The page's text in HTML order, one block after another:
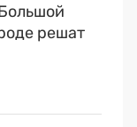
решат